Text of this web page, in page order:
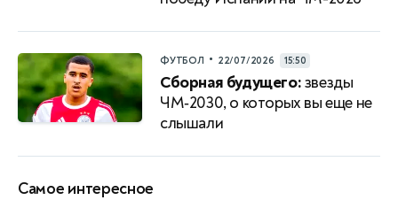
ФУТБОЛ • 22/07/2026 15:50
Сборная будущего:звезды
ЧМ‑2030, о которых вы еще не
слышали
Самое интересное